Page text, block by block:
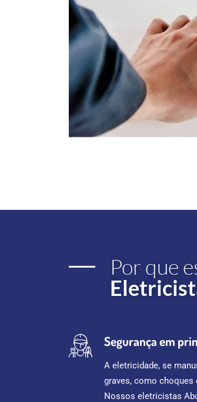
Por que
Segurança em
A eletricidade, se
graves, como
Nossos eletricistas